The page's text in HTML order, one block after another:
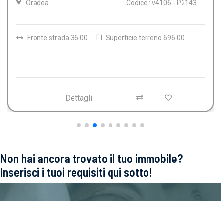
Oradea Codice : V4085 - P2139
Fronte strada 101.00 Superficie terreno 5043.00
Dettagli
Non hai ancora trovato il tuo immobile?
Inserisci i tuoi requisiti qui sotto!